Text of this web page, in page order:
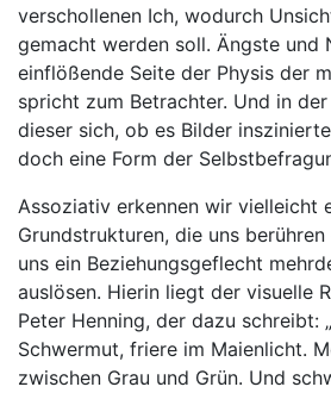
verschollenen Ich, wodurch
gemacht werden soll. Ängste und
einflößende Seite der Physis der
spricht zum Betrachter. Und in
dieser sich, ob es Bilder
doch eine Form der
Assoziativ erkennen wir vielleicht
Grundstrukturen, die uns
uns ein Beziehungsgeflecht
auslösen. Hierin liegt der visuelle
Peter Henning, der dazu schreibt:
Schwermut, friere im Maienlicht.
zwischen Grau und Grün. Und